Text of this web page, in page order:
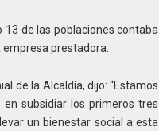
de las poblaciones contaba
empresa prestadora.
de la Alcaldía, dijo: “Estamos
subsidiar los primeros tres
un bienestar social a esta